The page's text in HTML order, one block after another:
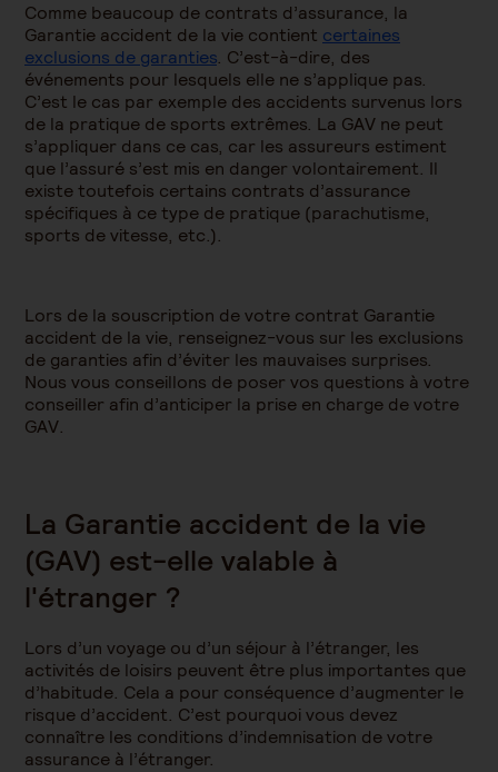
Comme beaucoup de contrats d’assurance, la
Garantie accident de la vie contient certaines
exclusions de garanties. C’est-à-dire, des
événements pour lesquels elle ne s’applique pas.
C’est le cas par exemple des accidents survenus lors
de la pratique de sports extrêmes. La GAV ne peut
s’appliquer dans ce cas, car les assureurs estiment
que l’assuré s’est mis en danger volontairement. Il
existe toutefois certains contrats d’assurance
spécifiques à ce type de pratique (parachutisme,
sports de vitesse, etc.).
Lors de la souscription de votre contrat Garantie
accident de la vie, renseignez-vous sur les exclusions
de garanties afin d’éviter les mauvaises surprises.
Nous vous conseillons de poser vos questions à votre
conseiller afin d’anticiper la prise en charge de votre
GAV.
La Garantie accident de la vie
(GAV) est-elle valable à
l'étranger ?
Lors d’un voyage ou d’un séjour à l’étranger, les
activités de loisirs peuvent être plus importantes que
d’habitude. Cela a pour conséquence d’augmenter le
risque d’accident. C’est pourquoi vous devez
connaître les conditions d’indemnisation de votre
assurance à l’étranger.